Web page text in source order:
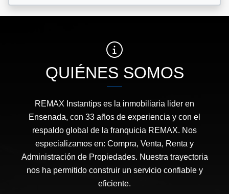
QUIÉNES SOMOS
REMAX Instantips es la inmobiliaria lider en
Ensenada, con 33 años de experiencia y con el
respaldo global de la franquicia REMAX. Nos
especializamos en: Compra, Venta, Renta y
Administración de Propiedades. Nuestra trayectoria
nos ha permitido construir un servicio confiable y
eficiente.